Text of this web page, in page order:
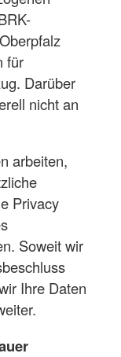
für
Darüber
nicht an
arbeiten,
Privacy
Soweit wir
Ihre Daten